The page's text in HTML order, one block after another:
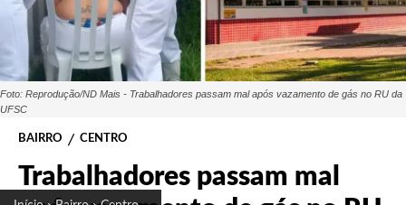
Foto: Reprodução/ND Mais - Trabalhadores passam mal após vazamento de gás no RU da
UFSC
BAIRRO CENTRO
Trabalhadores passam mal